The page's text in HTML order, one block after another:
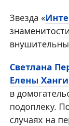
Звезда «
Светлана
Елены Ханги
в
подоплеку.
случаях на